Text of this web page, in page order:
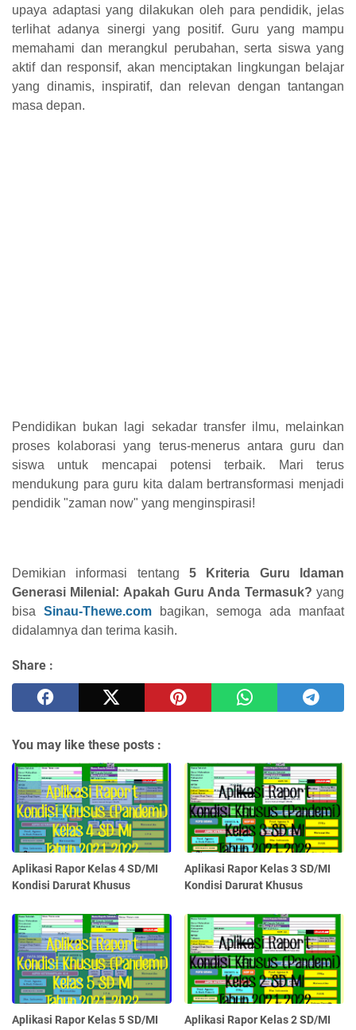
upaya adaptasi yang dilakukan oleh para pendidik, jelas
terlihat adanya sinergi yang positif. Guru yang mampu
memahami dan merangkul perubahan, serta siswa yang
aktif dan responsif, akan menciptakan lingkungan belajar
yang dinamis, inspiratif, dan relevan dengan tantangan
masa depan.
Pendidikan bukan lagi sekadar transfer ilmu, melainkan
proses kolaborasi yang terus-menerus antara guru dan
siswa untuk mencapai potensi terbaik. Mari terus
mendukung para guru kita dalam bertransformasi menjadi
pendidik "zaman now" yang menginspirasi!
Demikian informasi tentang 5 Kriteria Guru Idaman
Generasi Milenial: Apakah Guru Anda Termasuk? yang
bisa Sinau-Thewe.com bagikan, semoga ada manfaat
didalamnya dan terima kasih.
Share :
You may like these posts :
Aplikasi Rapor Kelas 4 SD/MI
Kondisi Darurat Khusus
Aplikasi Rapor Kelas 3 SD/MI
Kondisi Darurat Khusus
Aplikasi Rapor Kelas 5 SD/MI
Aplikasi Rapor Kelas 2 SD/MI